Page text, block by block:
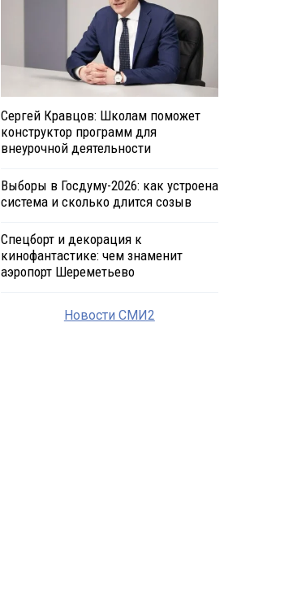
Сергей Кравцов: Школам поможет
конструктор программ для
внеурочной деятельности
Выборы в Госдуму-2026: как устроена
система и сколько длится созыв
Спецборт и декорация к
кинофантастике: чем знаменит
аэропорт Шереметьево
Новости СМИ2